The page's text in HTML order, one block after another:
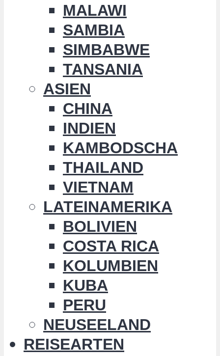
MALAWI
SAMBIA
SIMBABWE
TANSANIA
ASIEN
CHINA
INDIEN
KAMBODSCHA
THAILAND
VIETNAM
LATEINAMERIKA
BOLIVIEN
COSTA RICA
KOLUMBIEN
KUBA
PERU
NEUSEELAND
REISEARTEN